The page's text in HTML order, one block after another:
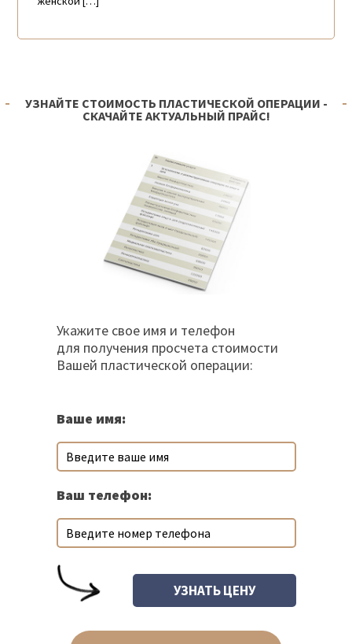
УЗНАЙТЕ СТОИМОСТЬ ПЛАСТИЧЕСКОЙ ОПЕРАЦИИ -
СКАЧАЙТЕ АКТУАЛЬНЫЙ ПРАЙС!
Укажите свое имя и телефон
для получения просчета стоимости
Вашей пластической операции:
Ваше имя:
Ваш телефон: